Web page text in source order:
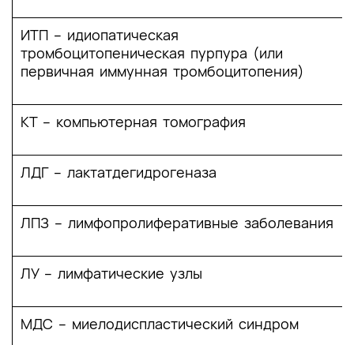
помощи
Список литературы
разработке и пересмотру клинических
рекомендаций
Приложение А2. Методология разработки
клинических рекомендаций
Приложение А3. Справочные материалы,
включая соответствие показаний к
инструкции по применению лекарственного
Приложение Б. Алгоритмы действий врача
ИТП – идиопатическая
тромбоцитопеническая пурпура (или
первичная иммунная тромбоцитопения)
КТ – компьютерная томография
ЛДГ – лактатдегидрогеназа
ЛПЗ – лимфопролиферативные заболевания
ЛУ – лимфатические узлы
МДС – миелодиспластический синдром